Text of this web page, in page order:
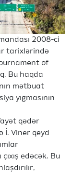
2008-ci
tarixlərində
of
Bu haqda
mətbuat
yığmasının
qədər
İ. Viner qeyd
edəcək. Bu